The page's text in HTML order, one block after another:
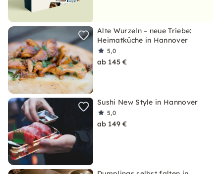
Alte Wurzeln – neue Triebe:
Heimatküche in Hannover
5,0
ab 145 €
Sushi New Style in Hannover
5,0
ab 149 €